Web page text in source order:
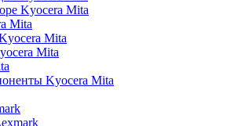
Kyocera Mita
Mita
Mita
Mita
Kyocera Mita